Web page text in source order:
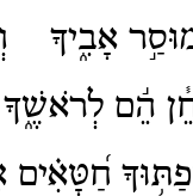
אָבִ֑יךָ
חֵ֓ן הֵ֬ם
חַ֝טָּאִ֗ים